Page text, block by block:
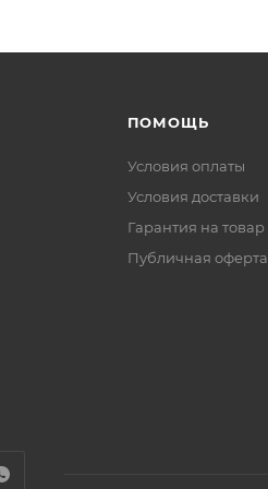
ПОМОЩЬ
Условия оплаты
Условия доставки
Гарантия на товар
Публичная оферта